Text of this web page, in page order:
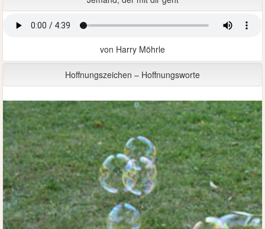
von Harry Möhrle
Hoffnungszeichen – Hoffnungsworte